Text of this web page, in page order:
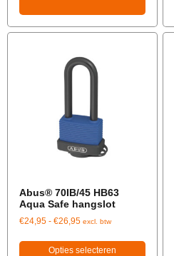
Abus® 70IB/45 HB63
Aqua Safe hangslot
€24,95 - €26,95 excl. btw
Opties selecteren